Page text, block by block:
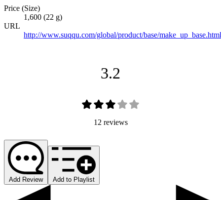
Price (Size)
1,600 (22 g)
URL
http://www.suqqu.com/global/product/base/make_up_base.html
3.2
12 reviews
Add Review Add to Playlist